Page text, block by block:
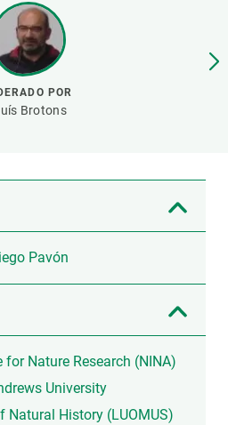
POR
Brotons
Pavón
Nature Research (NINA)
University
Natural History (LUOMUS)